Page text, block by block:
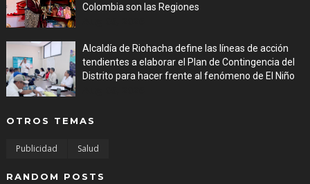
Colombia son las Regiones
Alcaldía de Riohacha define las líneas de acción
tendientes a elaborar el Plan de Contingencia del
Distrito para hacer frente al fenómeno de El Niño
OTROS TEMAS
Publicidad Salud
RANDOM POSTS